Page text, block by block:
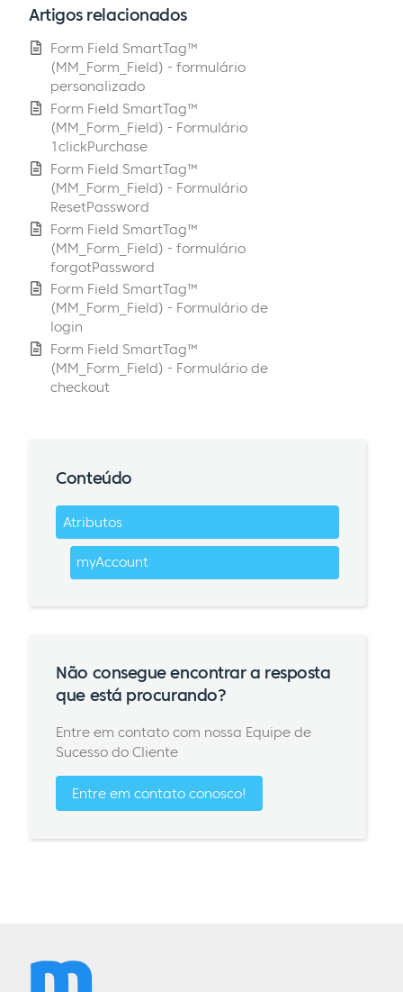
Artigos relacionados
Form Field SmartTag™
(MM_Form_Field) - formulário
personalizado
Form Field SmartTag™
(MM_Form_Field) - Formulário
1clickPurchase
Form Field SmartTag™
(MM_Form_Field) - Formulário
ResetPassword
Form Field SmartTag™
(MM_Form_Field) - formulário
forgotPassword
Form Field SmartTag™
(MM_Form_Field) - Formulário de
login
Form Field SmartTag™
(MM_Form_Field) - Formulário de
checkout
Conteúdo
Atributos
myAccount
Não consegue encontrar a resposta
que está procurando?
Entre em contato com nossa Equipe de
Sucesso do Cliente
Entre em contato conosco!